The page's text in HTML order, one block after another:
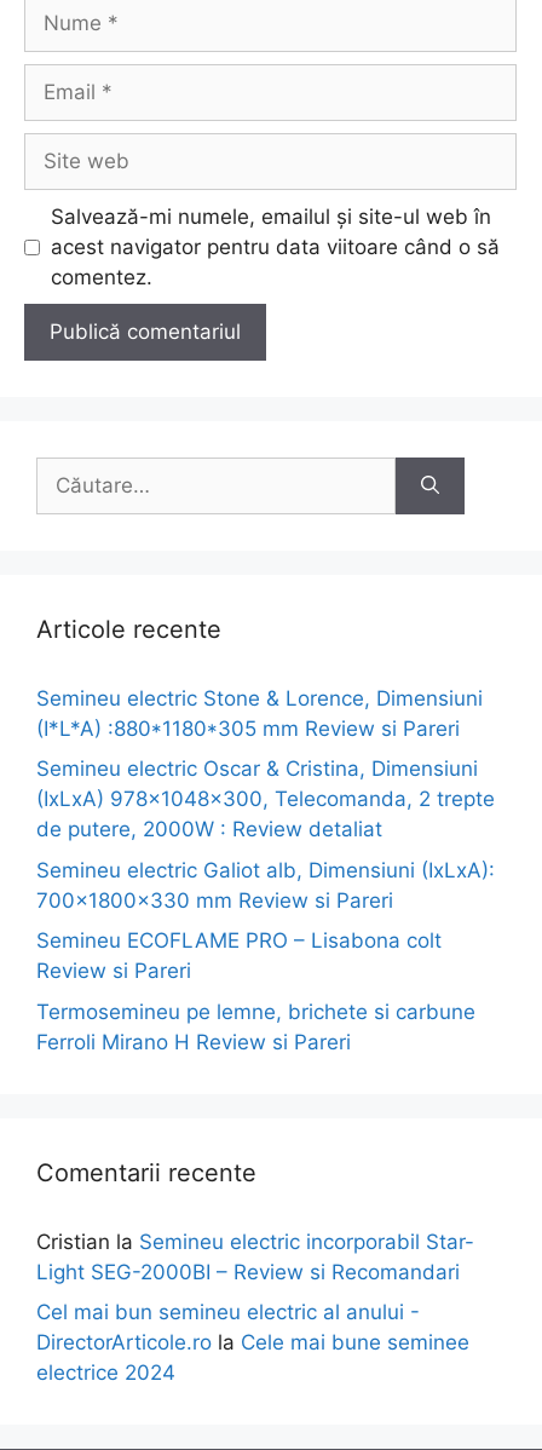
Nume
Email
Site
web
Salvează-mi numele, emailul și site-ul web în
acest navigator pentru data viitoare când o să
comentez.
după:
Articole recente
Semineu electric Stone & Lorence, Dimensiuni
(I*L*A) :880*1180*305 mm Review si Pareri
Semineu electric Oscar & Cristina, Dimensiuni
(IxLxA) 978x1048x300, Telecomanda, 2 trepte
de putere, 2000W : Review detaliat
Semineu electric Galiot alb, Dimensiuni (IxLxA):
700x1800x330 mm Review si Pareri
Semineu ECOFLAME PRO – Lisabona colt
Review si Pareri
Termosemineu pe lemne, brichete si carbune
Ferroli Mirano H Review si Pareri
Comentarii recente
Cristian la Semineu electric incorporabil Star-
Light SEG-2000BI – Review si Recomandari
Cel mai bun semineu electric al anului -
DirectorArticole.ro la Cele mai bune seminee
electrice 2024